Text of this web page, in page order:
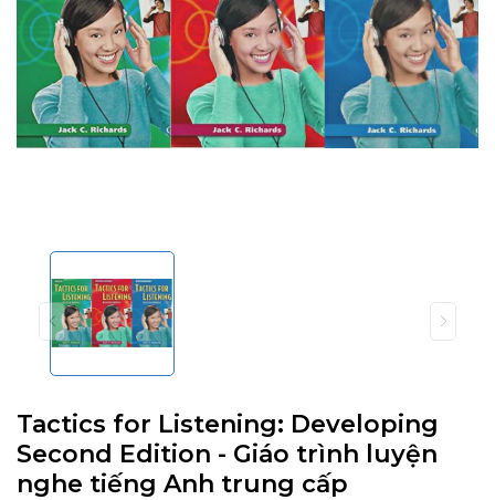
Tactics for Listening: Developing
Second Edition - Giáo trình luyện
nghe tiếng Anh trung cấp